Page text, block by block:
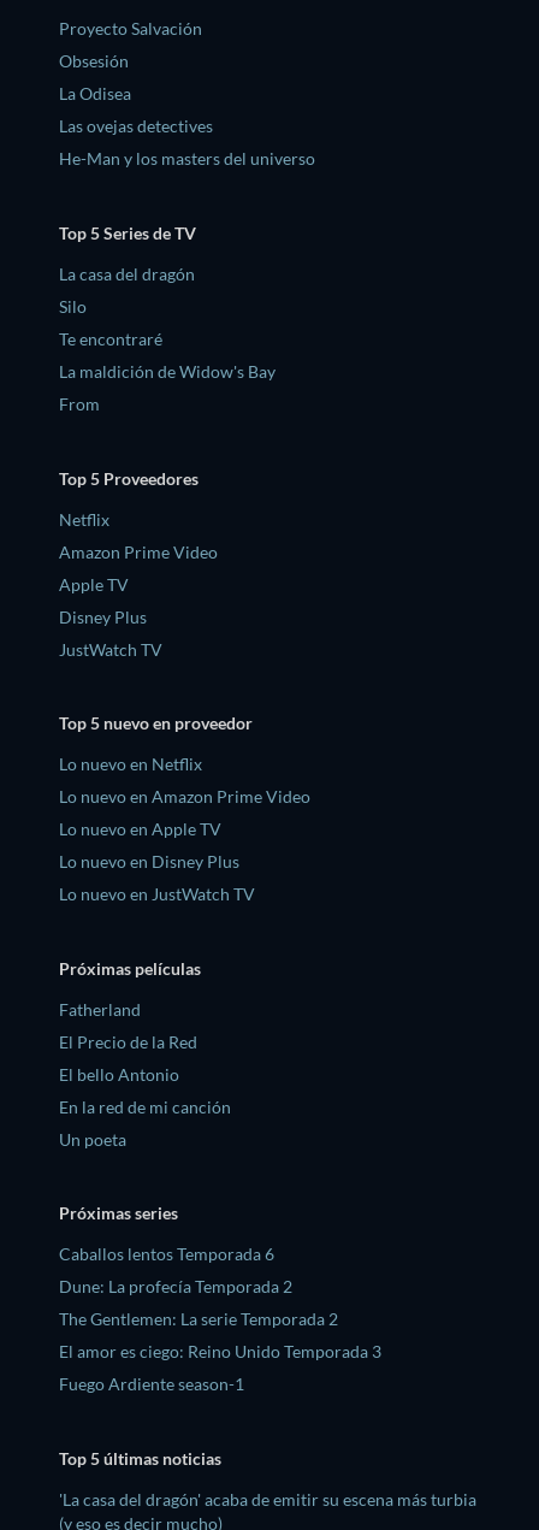
Proyecto Salvación
Obsesión
La Odisea
Las ovejas detectives
He-Man y los masters del universo
Top 5 Series de TV
La casa del dragón
Silo
Te encontraré
La maldición de Widow's Bay
From
Top 5 Proveedores
Netflix
Amazon Prime Video
Apple TV
Disney Plus
JustWatch TV
Top 5 nuevo en proveedor
Lo nuevo en Netflix
Lo nuevo en Amazon Prime Video
Lo nuevo en Apple TV
Lo nuevo en Disney Plus
Lo nuevo en JustWatch TV
Próximas películas
Fatherland
El Precio de la Red
El bello Antonio
En la red de mi canción
Un poeta
Próximas series
Caballos lentos Temporada 6
Dune: La profecía Temporada 2
The Gentlemen: La serie Temporada 2
El amor es ciego: Reino Unido Temporada 3
Fuego Ardiente season-1
Top 5 últimas noticias
'La casa del dragón' acaba de emitir su escena más turbia
(y eso es decir mucho)